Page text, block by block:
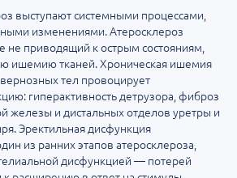
выступают системными процессами,
изменениями. Атеросклероз
не приводящий к острым состояниям,
ишемию тканей. Хроническая ишемия
тел провоцирует
гиперактивность детрузора, фиброз
железы и дистальных отделов уретры и
Эректильная дисфункция
из ранних этапов атеросклероза,
дисфункцией — потерей